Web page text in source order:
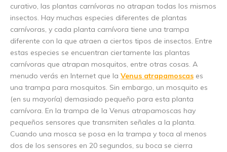
curativo, las plantas carnívoras no atrapan todas los mismos
insectos. Hay muchas especies diferentes de plantas
carnívoras, y cada planta carnívora tiene una trampa
diferente con la que atraen a ciertos tipos de insectos. Entre
estas especies se encuentran ciertamente las plantas
carnívoras que atrapan mosquitos, entre otras cosas. A
menudo verás en Internet que la Venus atrapamoscas es
una trampa para mosquitos. Sin embargo, un mosquito es
(en su mayoría) demasiado pequeño para esta planta
carnívora. En la trampa de la Venus atrapamoscas hay
pequeños sensores que transmiten señales a la planta.
Cuando una mosca se posa en la trampa y toca al menos
dos de los sensores en 20 segundos, su boca se cierra